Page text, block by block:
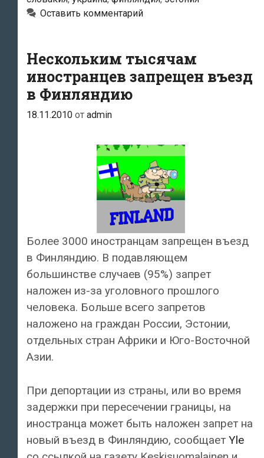
Оставить комментарий
Нескольким тысячам
иностранцев запрещен въезд
в Финляндию
18.11.2010 от admin
Более 3000 иностранцам запрещен въезд
в Финляндию. В подавляющем
большинстве случаев (95%) запрет
наложен из-за уголовного прошлого
человека. Больше всего запретов
наложено на граждан России, Эстонии,
отдельных стран Африки и Юго-Восточной
Азии.
При депортации из страны, или во время
задержки при пересечении границы, на
иностранца может быть наложен запрет на
новый въезд в Финляндию, сообщает Yle